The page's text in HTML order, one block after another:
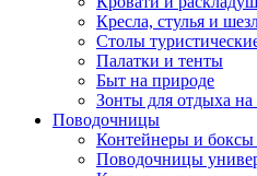
Кресла, стулья и
Столы
Палатки и тенты
Быт на природе
Зонты для отдыха на
Поводочницы
Контейнеры и боксы
Поводочницы